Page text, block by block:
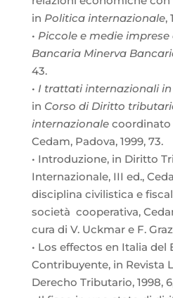
in Politica internazionale,
• Piccole e medie imprese
Bancaria Minerva
43.
• I trattati internazionali
in Corso di Diritto
internazionalecoordinato
Cedam, Padova, 1999, 73.
• Introduzione, in Diritto
Internazionale, III ed.,
disciplina civilistica e
società cooperativa,
cura di V. Uckmar e F.
• Los effectos en Italia del
Contribuyente, in Revista
Derecho Tributario, 1998,